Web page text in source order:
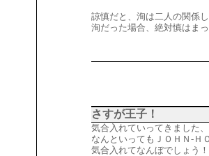
諒慎だと、洵は二人の関係
洵だった場合、絶対慎はま
さすが王子！
気合入れていってきました
なんといってもＪＯＨＮ-Ｈ
気合入れてなんぼでしょう！